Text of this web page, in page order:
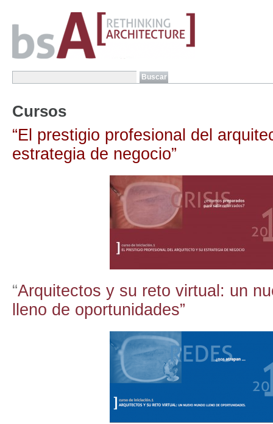
Cursos
“El prestigio profesional del
estrategia de negocio”
“Arquitectos y su reto virtual: un
lleno de oportunidades”